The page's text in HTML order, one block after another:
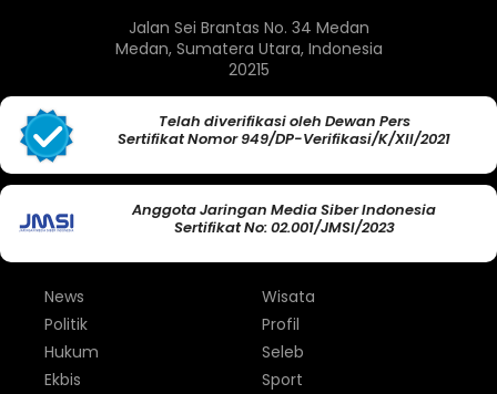
Jalan Sei Brantas No. 34 Medan
Medan, Sumatera Utara, Indonesia
20215
Telah diverifikasi oleh Dewan Pers
Sertifikat Nomor 949/DP-Verifikasi/K/XII/2021
Anggota Jaringan Media Siber Indonesia
Sertifikat No: 02.001/JMSI/2023
News
Politik
Hukum
Ekbis
Wisata
Profil
Seleb
Sport